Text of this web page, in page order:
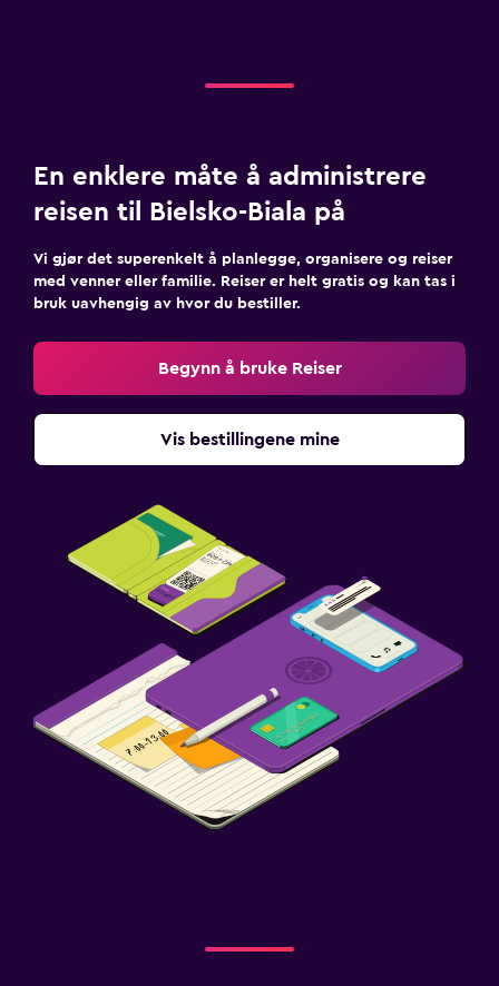
En enklere måte å administrere
reisen til Bielsko-Biala på
Vi gjør det superenkelt å planlegge, organisere og reiser
med venner eller familie. Reiser er helt gratis og kan tas i
bruk uavhengig av hvor du bestiller.
Begynn å bruke Reiser
Vis bestillingene mine